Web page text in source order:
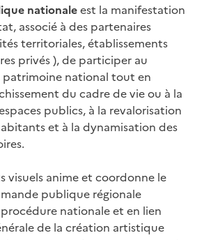
nationaleest la manifestation
associé à des partenaires
territoriales, établissements
privés ), de participer au
national tout en
du cadre de vie ou à la
publics, à la revalorisation
et à la dynamisation des
visuels anime et coordonne le
publique régionale
nationale et en lien
de la création artistique